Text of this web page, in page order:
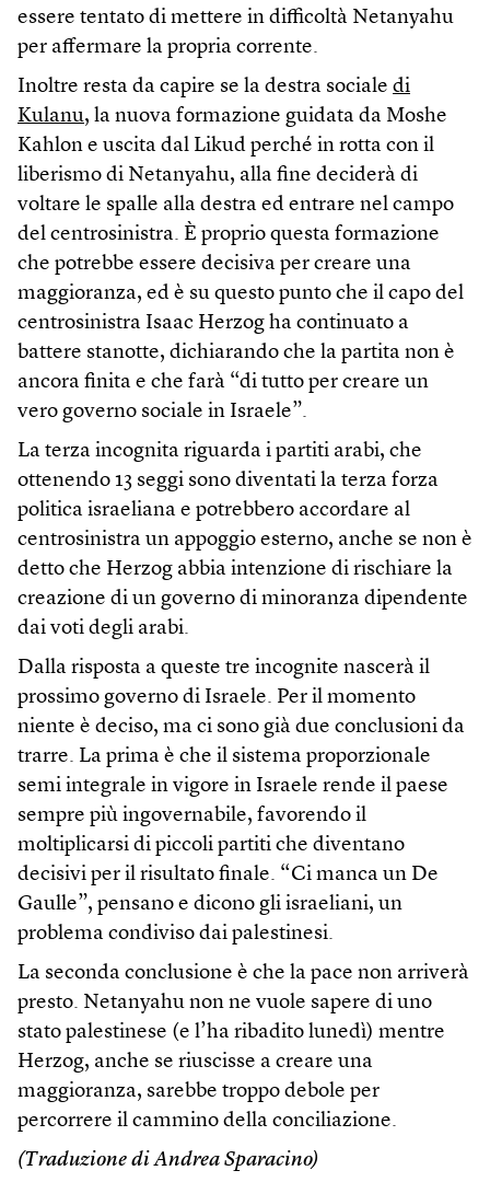
essere tentato di mettere in difficoltà Netanyahu
per affermare la propria corrente.
Inoltre resta da capire se la destra sociale di
Kulanu, la nuova formazione guidata da Moshe
Kahlon e uscita dal Likud perché in rotta con il
liberismo di Netanyahu, alla fine deciderà di
voltare le spalle alla destra ed entrare nel campo
del centrosinistra. È proprio questa formazione
che potrebbe essere decisiva per creare una
maggioranza, ed è su questo punto che il capo del
centrosinistra Isaac Herzog ha continuato a
battere stanotte, dichiarando che la partita non è
ancora finita e che farà “di tutto per creare un
vero governo sociale in Israele”.
La terza incognita riguarda i partiti arabi, che
ottenendo 13 seggi sono diventati la terza forza
politica israeliana e potrebbero accordare al
centrosinistra un appoggio esterno, anche se non è
detto che Herzog abbia intenzione di rischiare la
creazione di un governo di minoranza dipendente
dai voti degli arabi.
Dalla risposta a queste tre incognite nascerà il
prossimo governo di Israele. Per il momento
niente è deciso, ma ci sono già due conclusioni da
trarre. La prima è che il sistema proporzionale
semi integrale in vigore in Israele rende il paese
sempre più ingovernabile, favorendo il
moltiplicarsi di piccoli partiti che diventano
decisivi per il risultato finale. “Ci manca un De
Gaulle”, pensano e dicono gli israeliani, un
problema condiviso dai palestinesi.
La seconda conclusione è che la pace non arriverà
presto. Netanyahu non ne vuole sapere di uno
stato palestinese (e l’ha ribadito lunedì) mentre
Herzog, anche se riuscisse a creare una
maggioranza, sarebbe troppo debole per
percorrere il cammino della conciliazione.
(Traduzione di Andrea Sparacino)